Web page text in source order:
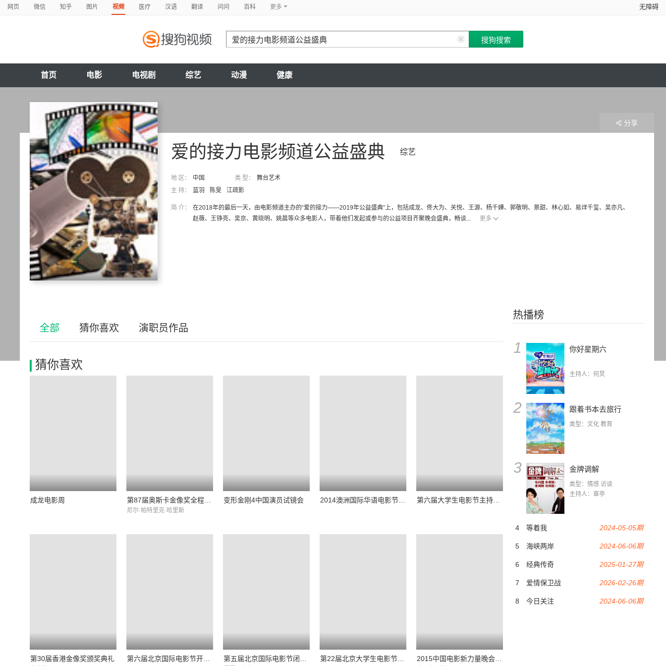
网页 微信 知乎 图片 视频 医疗 汉语 翻译 问问 百科 更多 无障碍
首页 电影 电视剧 综艺 动漫 健康
综艺
爱的接力电影频道公益盛典
地 区： 中国 类 型：
舞台艺术
主 持：
蓝羽 陈旻 江疏影
简 介：
在2018年的最后一天，由电影频道主办的“爱的接力——2019年公益盛典”上，包括成龙、佟大为、关悦、王源、杨千嬅、郭敬明、景甜、林心如、易烊千玺、吴亦凡、
赵薇、王铮亮、吴京、黄晓明、姚晨等众多电影人，带着他们发起或参与的公益项目齐聚晚会盛典，畅谈...
更多
分享
热播榜
1 你好星期六
主持人：何炅
2 跟着书本去旅行
类型：文化 教育
3 金牌调解
类型：情感 访谈
主持人：章亭
2024-05-05期
4 等着我
2024-06-06期
5 海峡两岸
2025-01-27期
6 经典传奇
2026-02-26期
7 爱情保卫战
2024-06-06期
8 今日关注
全部 猜你喜欢 演职员作品
猜你喜欢
成龙电影周
尼尔·帕特里克·哈里斯
变形金刚4中国演员试镜会
第30届香港金像奖颁奖典礼